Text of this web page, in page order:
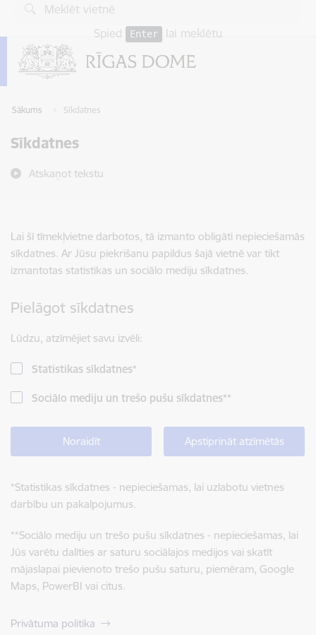
Pāriet uz lapas saturu
Spied
Enter lai meklētu
Sākums Sīkdatnes
Sīkdatnes
Atskaņot tekstu
Lai šī tīmekļvietne darbotos, tā izmanto obligāti nepieciešamās
sīkdatnes. Ar Jūsu piekrišanu papildus šajā vietnē var tikt
izmantotas statistikas un sociālo mediju sīkdatnes.
Pielāgot sīkdatnes
Lūdzu, atzīmējiet savu izvēli:
Statistikas sīkdatnes*
Sociālo mediju un trešo pušu sīkdatnes**
Noraidīt Apstiprināt atzīmētās
*Statistikas sīkdatnes - nepieciešamas, lai uzlabotu vietnes
darbību un pakalpojumus.
**Sociālo mediju un trešo pušu sīkdatnes - nepieciešamas, lai
Jūs varētu dalīties ar saturu sociālajos medijos vai skatīt
mājaslapai pievienoto trešo pušu saturu, piemēram, Google
Maps, PowerBI vai citus.
Privātuma politika